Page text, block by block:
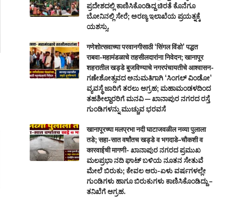
ಪ್ರದೇಶದಲ್ಲಿ ಕಾಣಿಸಿಕೊಂಡಿದ್ದ ಚಿರತೆ ಕೊನೆಗೂ
ಬೋನಿನಲ್ಲಿ ಸೇರೆ; ಅರಣ್ಯ ಇಲಾಖೆಯ ಪ್ರಯತ್ನಕ್ಕೆ
ಯಶಸ್ಸು.
गणेशोत्सवाच्या परवानगीसाठी ‘सिंगल विंडो’ पद्धत
राबवा-महामंडळाचे तहसीलदारांना निवेदन; खानापूर
शहरातील खड्डे बुजविण्याचे नगरपंचायतीचे आश्वासन-
ಗಣೇಶೋತ್ಸವದ ಅನುಮತಿಗಾಗಿ ‘ಸಿಂಗಲ್ ವಿಂಡೋ’
ವ್ಯವಸ್ಥೆ ಜಾರಿಗೆ ತರಲು ಆಗ್ರಹ; ಮಹಾಮಂಡಳದಿಂದ
ತಹಶೀಲ್ದಾರರಿಗೆ ಮನವಿ — ಖಾನಾಪುರ ನಗರದ ರಸ್ತೆ
ಗುಂಡಿಗಳನ್ನು ಮುಚ್ಚುವ ಭರವಸೆ
खानापूरच्या मलप्रभा नदी घाटाजवळील नव्या पुलाला
तडे; सहा-सात वर्षांतच खड्डे व भगदाडे–चौकशी व
कारवाईची मागणी- ಖಾನಾಪುರ ನಗರದ ಪ್ರಮುಖ
ಮಲಪ್ರಭಾ ನದಿ ಘಾಟ್ ಬಳಿಯ ನೂತನ ಸೇತುವೆ
ಮೇಲೆ ಬಿರುಕು; ಕೇವಲ ಆರು-ಏಳು ವರ್ಷಗಳಲ್ಲೇ
ಗುಂಡಿಗಳು ಹಾಗೂ ಬಿರುಕುಗಳು ಕಾಣಿಸಿಕೊಂಡಿದ್ದು –
ತನಿಖೆಗೆ ಆಗ್ರಹ.